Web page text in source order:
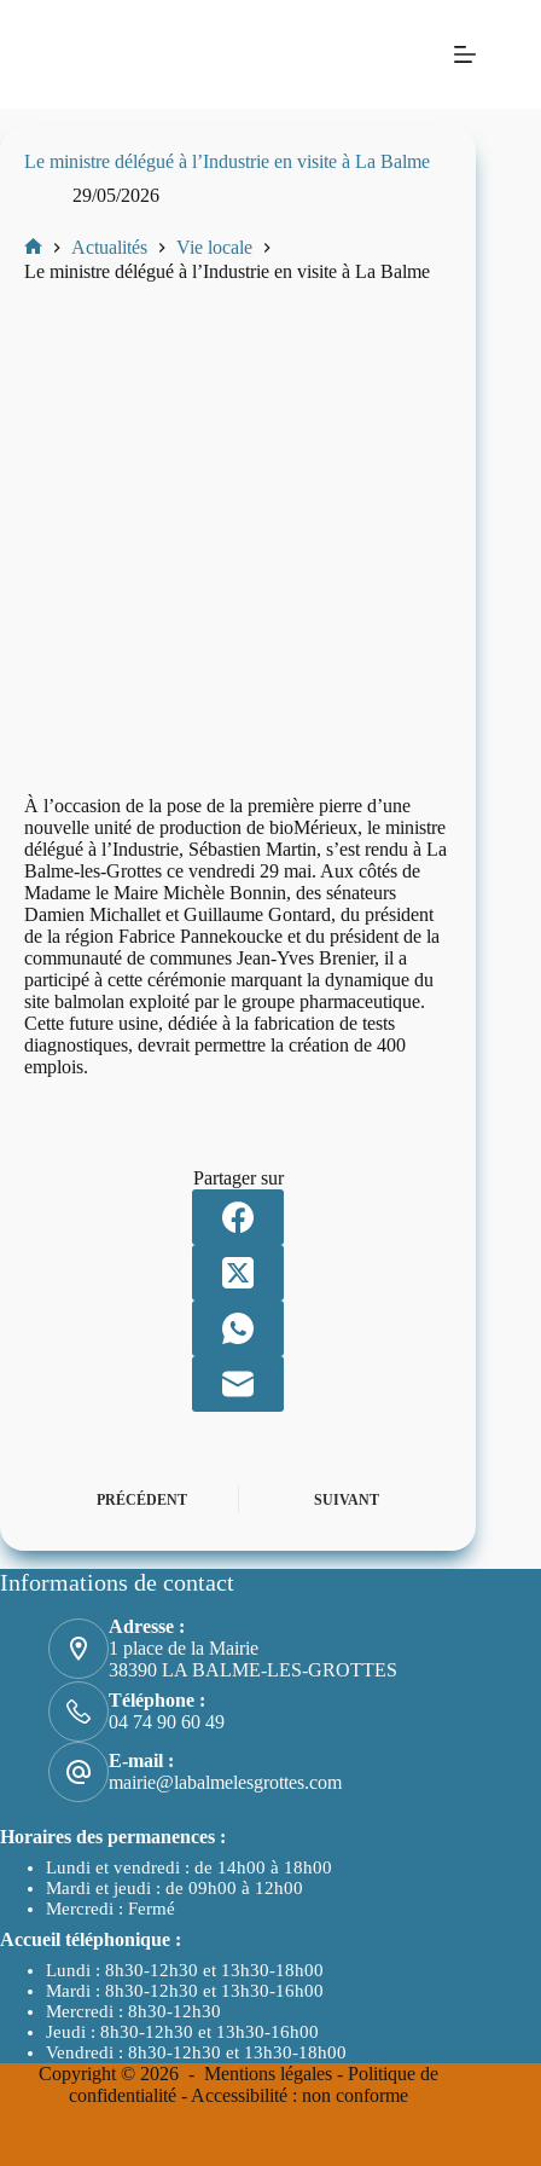
Le ministre délégué à l’Industrie en visite à La Balme
29/05/2026
Mairie
Actualités
Vie locale
Le ministre délégué à l’Industrie en visite à La Balme
À l’occasion de la pose de la première pierre d’une
nouvelle unité de production de bioMérieux, le ministre
délégué à l’Industrie, Sébastien Martin, s’est rendu à La
Balme-les-Grottes ce vendredi 29 mai. Aux côtés de
Madame le Maire Michèle Bonnin, des sénateurs
Damien Michallet et Guillaume Gontard, du président
de la région Fabrice Pannekoucke et du président de la
communauté de communes Jean-Yves Brenier, il a
participé à cette cérémonie marquant la dynamique du
site balmolan exploité par le groupe pharmaceutique.
Cette future usine, dédiée à la fabrication de tests
diagnostiques, devrait permettre la création de 400
emplois.
Partager sur
PRÉCÉDENT SUIVANT
Informations de contact
Adresse :
1 place de la Mairie
38390 LA BALME-LES-GROTTES
Téléphone :
04 74 90 60 49
E-mail :
mairie@labalmelesgrottes.com
Horaires des permanences :
Lundi et vendredi : de 14h00 à 18h00
Mardi et jeudi : de 09h00 à 12h00
Mercredi : Fermé
Accueil téléphonique :
Lundi : 8h30-12h30 et 13h30-18h00
Mardi : 8h30-12h30 et 13h30-16h00
Mercredi : 8h30-12h30
Jeudi : 8h30-12h30 et 13h30-16h00
Vendredi : 8h30-12h30 et 13h30-18h00
Copyright © 2026 - Mentions légales- Politique de
confidentialité- Accessibilité : non conforme